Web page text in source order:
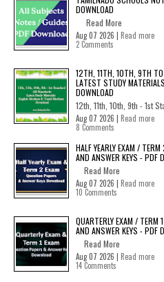
DOWNLOAD
Read More
Aug 07 2026 | Read more
2 Comments
12TH, 11TH, 10TH, 9TH
LATEST STUDY
DOWNLOAD
12th, 11th, 10th, 9th - 1st
Aug 07 2026 | Read more
8 Comments
HALF YEARLY EXAM /
AND ANSWER KEYS - PDF
Read More
Aug 07 2026 | Read more
10 Comments
QUARTERLY EXAM / TERM
AND ANSWER KEYS - PDF
Read More
Aug 07 2026 | Read more
14 Comments